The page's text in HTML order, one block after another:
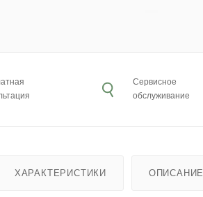
Сервисное
обслуживание
ХАРАКТЕРИСТИКИ ОПИСАНИЕ